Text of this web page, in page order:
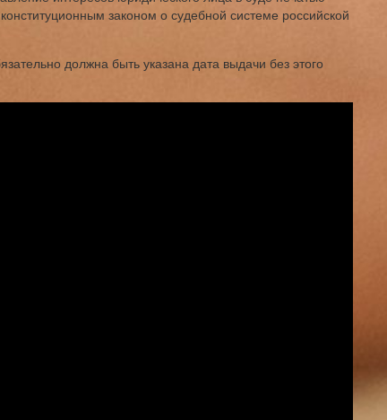
законом о судебной системе российской
должна быть указана дата выдачи без этого